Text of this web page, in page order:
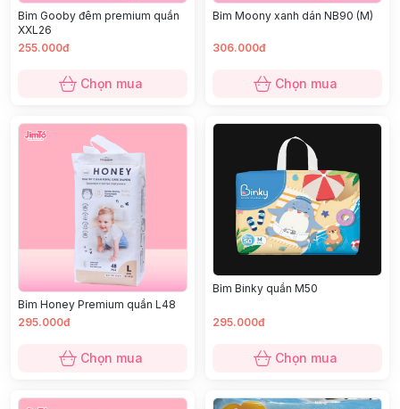
Bỉm Gooby đêm premium quần
XXL26
255.000đ
Chọn mua
Bỉm Moony xanh dán NB90 (M)
306.000đ
Chọn mua
Bỉm Honey Premium quần L48
295.000đ
Chọn mua
Bỉm Binky quần M50
295.000đ
Chọn mua